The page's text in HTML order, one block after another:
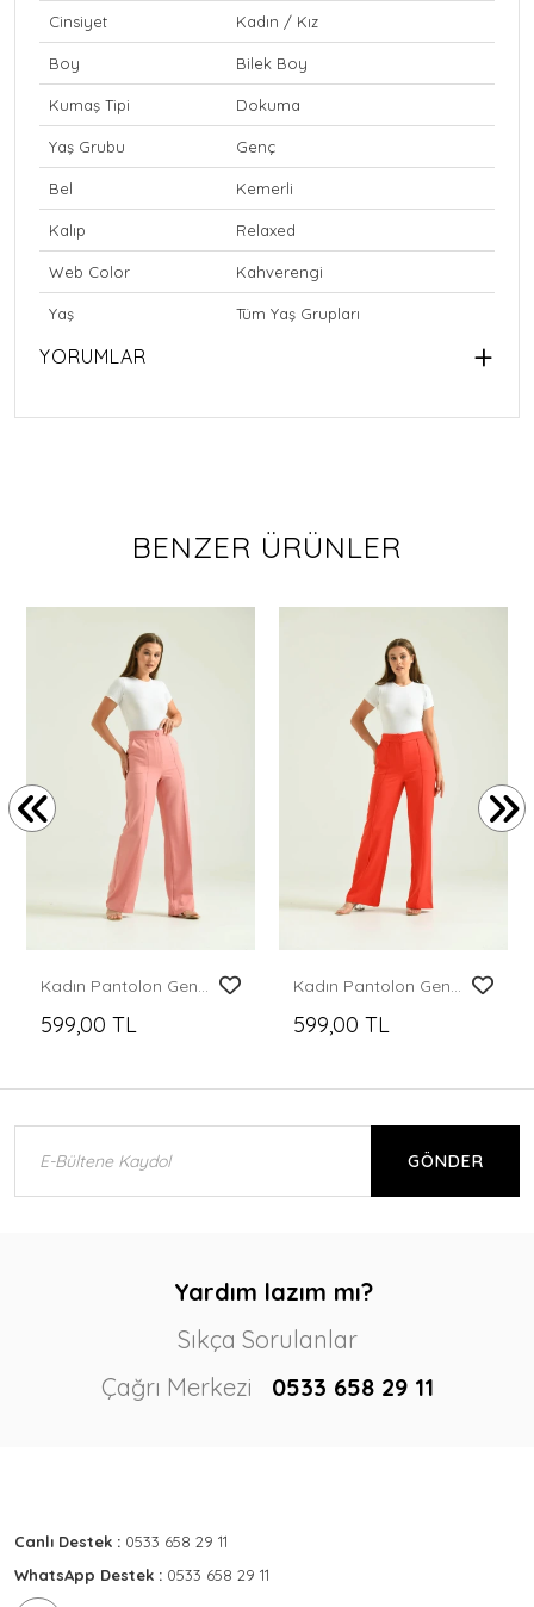
Cinsiyet Kadın / Kız
Boy Bilek Boy
Kumaş Tipi Dokuma
Yaş Grubu Genç
Bel Kemerli
Kalıp Relaxed
Web Color Kahverengi
Yaş Tüm Yaş Grupları
YORUMLAR
BENZER ÜRÜNLER
Kadın Pantolon Geniş Paça Likralı Cepli Düğmeli Kadın Pantolon Pudra - T019
599,00 TL
Kadın Pantolon Geniş Paça Likralı Cepli Düğmeli Kadın Pantolon Nar - T019
599,00 TL
GÖNDER
Yardım lazım mı?
Sıkça Sorulanlar
Çağrı Merkezi
0533 658 29 11
Canlı Destek : 0533 658 29 11
WhatsApp Destek : 0533 658 29 11